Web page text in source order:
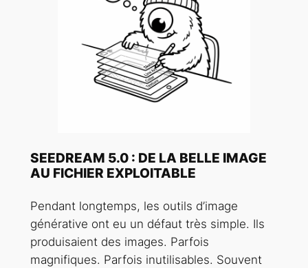
SEEDREAM 5.0 : DE LA BELLE IMAGE
AU FICHIER EXPLOITABLE
Pendant longtemps, les outils d’image
générative ont eu un défaut très simple. Ils
produisaient des images. Parfois
magnifiques. Parfois inutilisables. Souvent